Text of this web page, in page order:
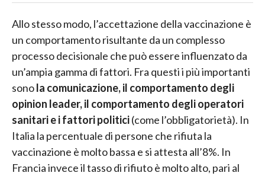
Allo stesso modo, l’accettazione della vaccinazione è
un comportamento risultante da un complesso
processo decisionale che può essere influenzato da
un’ampia gamma di fattori. Fra questi i più importanti
sonola comunicazione, il comportamento degli
opinion leader, il comportamento degli operatori
sanitari e i fattori politici(come l’obbligatorietà). In
Italia la percentuale di persone che rifiuta la
vaccinazione è molto bassa e si attesta all’8%. In
Francia invece il tasso di rifiuto è molto alto, pari al